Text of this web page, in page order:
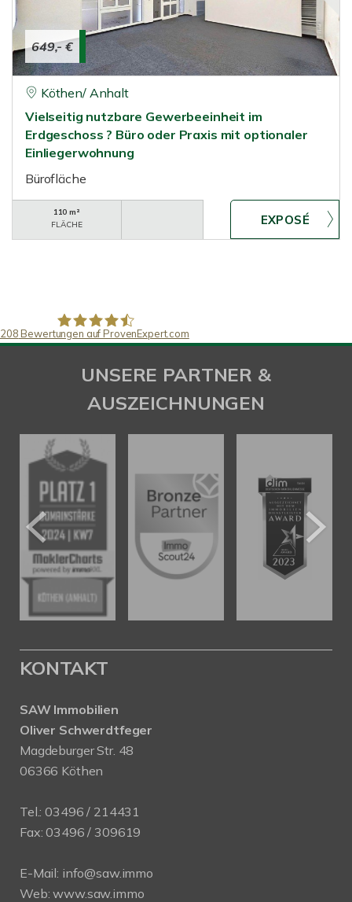
649,- €
Köthen/ Anhalt
Vielseitig nutzbare Gewerbeeinheit im
Erdgeschoss ? Büro oder Praxis mit optionaler
Einliegerwohnung
Bürofläche
110 m²
FLÄCHE
SAW Immobilien
208 Bewertungen auf ProvenExpert.com
UNSERE PARTNER &
AUSZEICHNUNGEN
KONTAKT
SAW Immobilien
Oliver Schwerdtfeger
Magdeburger Str. 48
06366 Köthen
Tel.:03496 / 214431
Fax: 03496 / 309619
E-Mail: info@saw.immo
Web:www.saw.immo